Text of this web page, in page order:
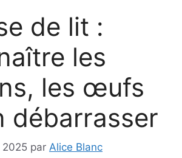
de lit :
les
les œufs
débarrasser
par Alice Blanc